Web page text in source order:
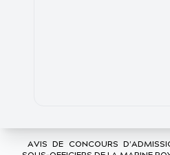
AVIS DE CONCOURS